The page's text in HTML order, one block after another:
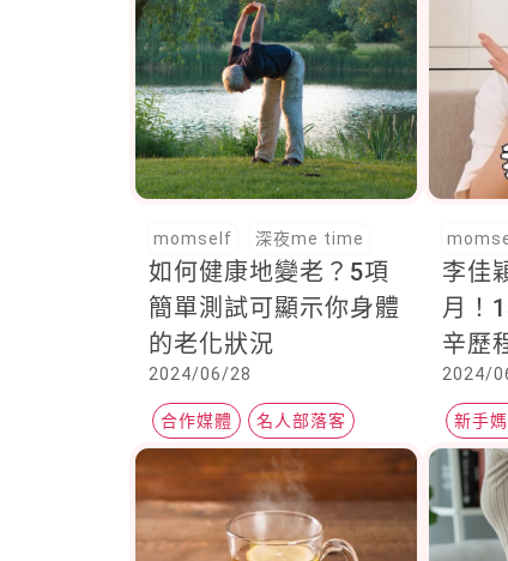
momself 深夜me time
如何健康地變老？5項
簡單測試可顯示你身體
的老化狀況
2024/06/28
合作媒體 名人部落客
李佳
月！
辛歷
次植
我一
2024/
新手